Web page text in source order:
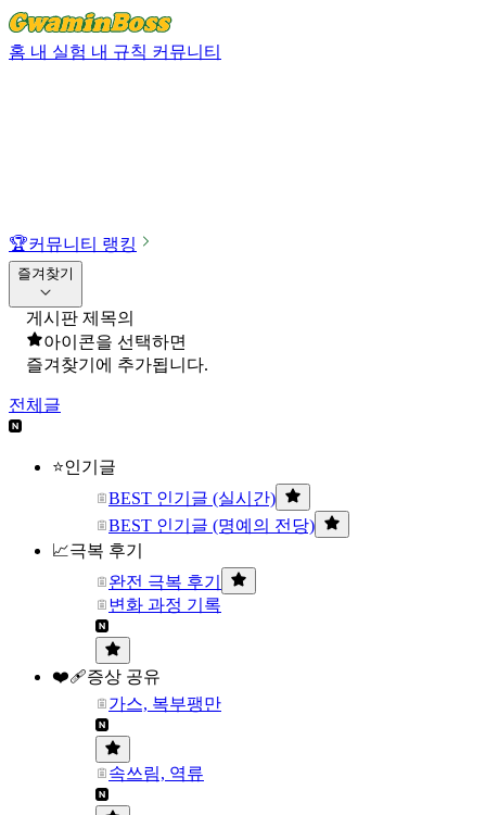
홈 내 실험 내 규칙 커뮤니티
🏆커뮤니티 랭킹
즐겨찾기
게시판 제목의
아이콘을 선택하면
즐겨찾기에 추가됩니다.
전체글
⭐인기글
BEST 인기글 (실시간)
BEST 인기글 (명예의 전당)
📈극복 후기
완전 극복 후기
변화 과정 기록
❤️‍🩹증상 공유
가스, 복부팽만
속쓰림, 역류